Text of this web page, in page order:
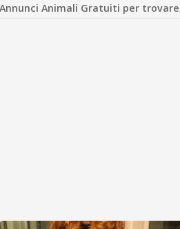
Annunci Animali Gratuiti per